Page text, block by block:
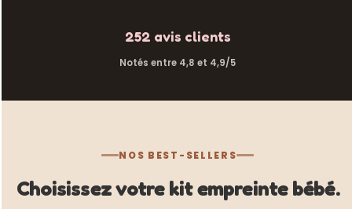
252 avis clients
Notés entre 4,8 et 4,9/5
NOS BEST-SELLERS
Choisissez votre kit empreinte bébé.